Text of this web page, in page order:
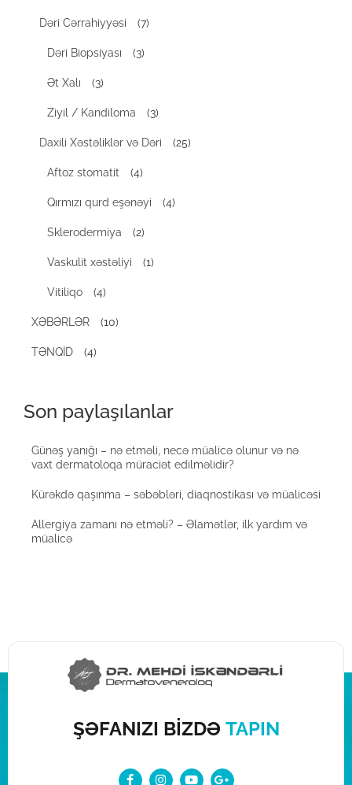
Dəri Cərrahiyyəsi (7)
Dəri Biopsiyası (3)
Ət Xalı (3)
Ziyil / Kandiloma (3)
Daxili Xəstəliklər və Dəri (25)
Aftoz stomatit (4)
Qırmızı qurd eşənəyi (4)
Sklerodermiya (2)
Vaskulit xəstəliyi (1)
Vitiliqo (4)
XƏBƏRLƏR (10)
TƏNQİD (4)
Son paylaşılanlar
Günəş yanığı – nə etməli, necə müalicə olunur və nə
vaxt dermatoloqa müraciət edilməlidir?
Kürəkdə qaşınma – səbəbləri, diaqnostikası və müalicəsi
Allergiya zamanı nə etməli? – Əlamətlər, ilk yardım və
müalicə
ŞƏFANIZI BİZDƏ TAPIN